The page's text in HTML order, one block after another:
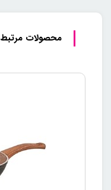
محصولات مرتبط